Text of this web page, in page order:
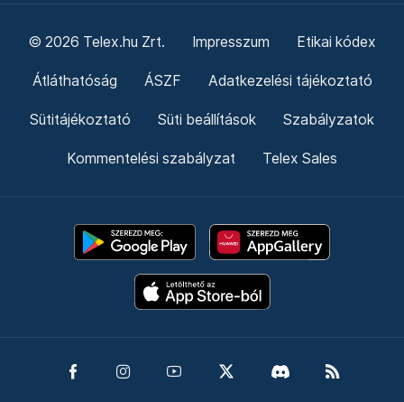
© 2026 Telex.hu Zrt. Impresszum Etikai kódex
Átláthatóság ÁSZF Adatkezelési tájékoztató
Sütitájékoztató Süti beállítások Szabályzatok
Kommentelési szabályzat Telex Sales